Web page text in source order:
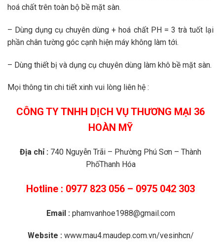
hoá chất trên toàn bộ bề mặt sàn.
– Dùng dụng cụ chuyên dùng + hoá chất PH = 3 trà tuốt lại
phần chân tường góc cạnh hiện máy không làm tới.
– Dùng thiết bị và dụng cụ chuyên dùng làm khô bề mặt sàn.
Mọi thông tin chi tiết xinh vui lòng liên hệ :
CÔNG TY TNHH DỊCH VỤ THƯƠNG MẠI 36
HOÀN MỸ
Địa chỉ : 740 Nguyễn Trãi – Phường Phú Sơn – Thành
PhốThanh Hóa
Hotline : 0977 823 056 – 0975 042 303
Email : phamvanhoe1988@gmail.com
Website :www.mau4.maudep.com.vn/vesinhcn/